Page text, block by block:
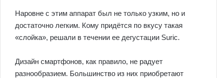
Наровне с этим аппарат был не только узким, но и
достаточно легким. Кому придётся по вкусу такая
«слойка», решали в течении ее дегустации Suric.
Дизайн смартфонов, как правило, не радует
разнообразием. Большинство из них приобретают